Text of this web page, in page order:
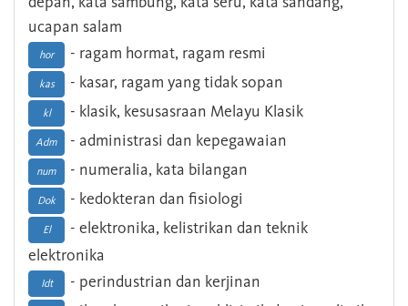
ucapan salam
hor - ragam hormat, ragam resmi
kas - kasar, ragam yang tidak sopan
kl - klasik, kesusasraan Melayu Klasik
Adm - administrasi dan kepegawaian
num - numeralia, kata bilangan
Dok - kedokteran dan fisiologi
El
- elektronika, kelistrikan dan teknik
elektronika
Idt
- perindustrian dan kerjinan